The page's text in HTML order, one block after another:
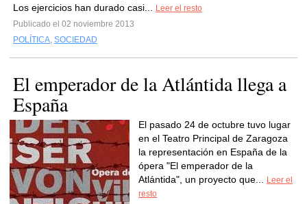
Los ejercicios han durado casi...
Leer el resto
Publicado el 02 noviembre 2013
POLÍTICA, SOCIEDAD
El emperador de la Atlántida llega a
España
El pasado 24 de octubre tuvo lugar
en el Teatro Principal de Zaragoza
la representación en España de la
ópera "El emperador de la
Atlántida", un proyecto que...
Leer el
resto